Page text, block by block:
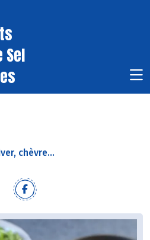
Sel
chèvre...